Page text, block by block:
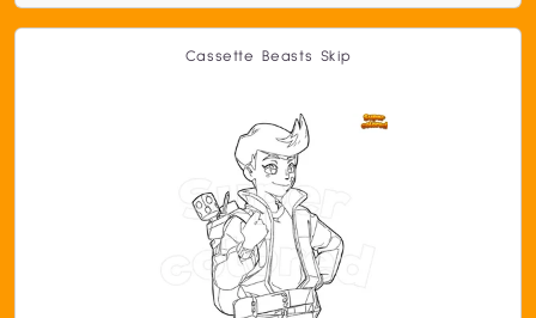
Cassette Beasts Skip